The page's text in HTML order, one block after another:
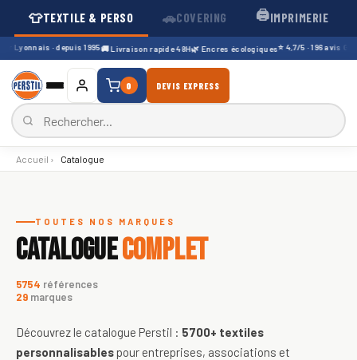
👕TEXTILE & PERSO 🚗COVERING 🖨️IMPRIMERIE
· depuis 1995🚚 Livraison rapide 48H🌿 Encres écologiques⭐ 4,7/5 · 196 avis Google
0 DEVIS EXPRESS
Accueil › Catalogue
TOUTES NOS MARQUES
CATALOGUECOMPLET
5754 références
29 marques
Découvrez le catalogue Perstil : 5700+ textiles
personnalisables pour entreprises, associations et